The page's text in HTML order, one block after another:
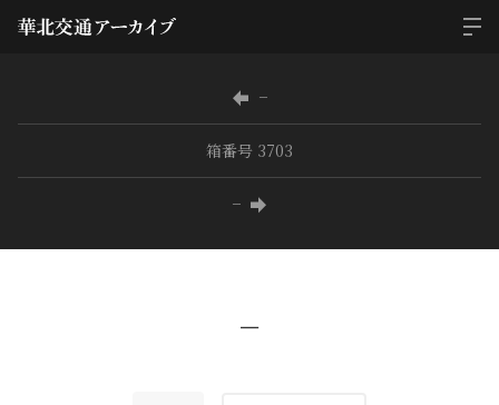
−
箱番号 3703
−
−